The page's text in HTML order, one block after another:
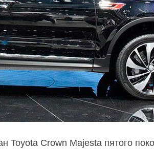
Toyota Crown Majesta пятого